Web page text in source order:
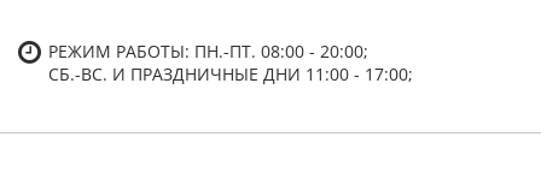
РЕЖИМ РАБОТЫ: ПН.-ПТ. 08:00 - 20:00;
СБ.-ВC. И ПРАЗДНИЧНЫЕ ДНИ 11:00 - 17:00;